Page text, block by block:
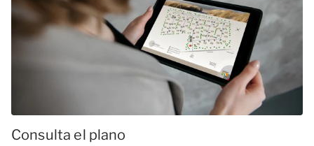
Consulta el plano